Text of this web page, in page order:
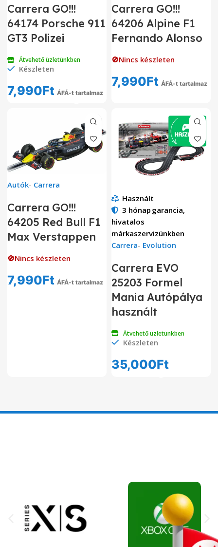
Carrera GO!!!
64174 Porsche 911
GT3 Polizei
Átvehető üzletünkben
Készleten
7,990Ft ÁFÁ-t tartalmaz
Carrera GO!!!
64206 Alpine F1
Fernando Alonso
🚫Nincs készleten
7,990Ft ÁFÁ-t tartalmaz
Autók- Carrera
Carrera GO!!!
64205 Red Bull F1
Max Verstappen
🚫Nincs készleten
7,990Ft ÁFÁ-t tartalmaz
Használt
3 hónap garancia,
hivatalos
márkaszervizünkben
Carrera- Evolution
Carrera EVO
25203 Formel
Mania Autópálya
használt
Átvehető üzletünkben
Készleten
35,000Ft